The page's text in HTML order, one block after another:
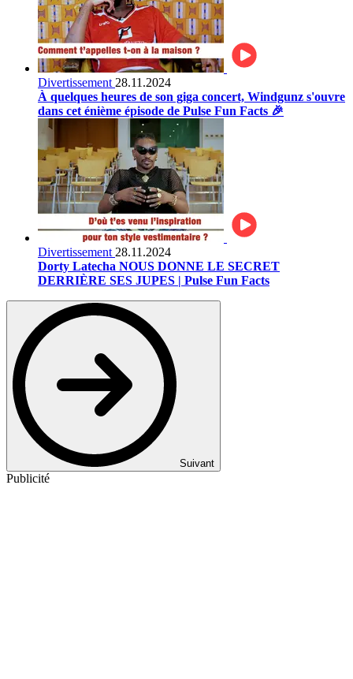
Divertissement 28.11.2024
À quelques heures de son giga concert, Windgunz s'ouvre
dans cet énième épisode de Pulse Fun Facts 🎉
Divertissement 28.11.2024
Dorty Latecha NOUS DONNE LE SECRET
DERRIÈRE SES JUPES | Pulse Fun Facts
Suivant
Publicité